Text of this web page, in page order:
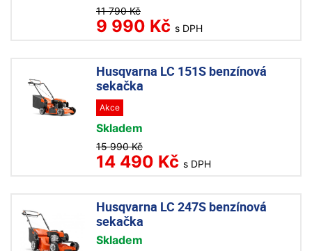
11 790 Kč
9 990 Kč s DPH
Husqvarna LC 151S benzínová
sekačka
Akce
Skladem
15 990 Kč
14 490 Kč s DPH
Husqvarna LC 247S benzínová
sekačka
Skladem